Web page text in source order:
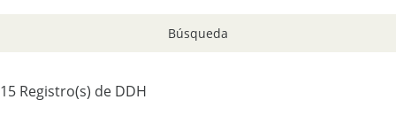
Búsqueda
15 Registro(s) de DDH